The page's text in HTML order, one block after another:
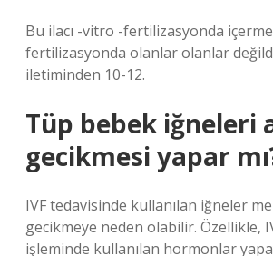
Bu ilacı -vitro -fertilizasyonda
fertilizasyonda olanlar olanlar
iletiminden 10-12.
Tüp bebek iğneleri
gecikmesi yapar
IVF tedavisinde kullanılan iğneler
gecikmeye neden olabilir. Özellikle,
işleminde kullanılan hormonlar